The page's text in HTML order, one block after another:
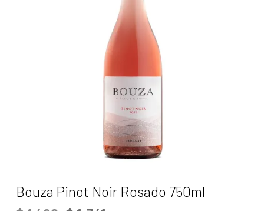
Bouza Pinot Noir Rosado 750ml